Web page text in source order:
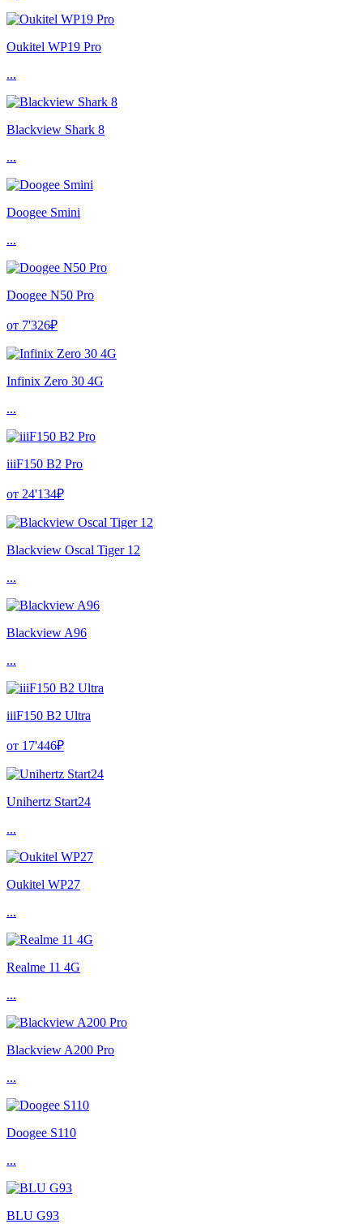
Oukitel WP19 Pro
...
Blackview Shark 8
...
Doogee Smini
...
Doogee N50 Pro
от 7'326₽
Infinix Zero 30 4G
...
iiiF150 B2 Pro
от 24'134₽
Blackview Oscal Tiger 12
...
Blackview A96
...
iiiF150 B2 Ultra
от 17'446₽
Unihertz Start24
...
Oukitel WP27
...
Realme 11 4G
...
Blackview A200 Pro
...
Doogee S110
...
BLU G93